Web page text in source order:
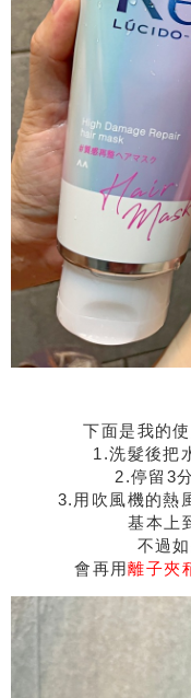
下面是我的
1.洗髮後把
2.停留3
3.用吹風機的熱
基本上
不過
會再用離子夾